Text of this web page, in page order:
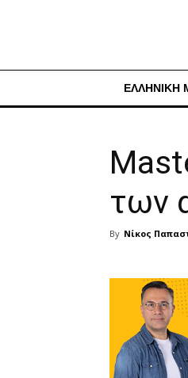
ΕΛΛΗΝΙΚΗ
των
By Νίκος